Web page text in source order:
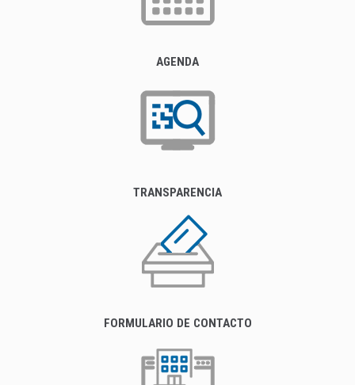
AGENDA
TRANSPARENCIA
FORMULARIO DE CONTACTO